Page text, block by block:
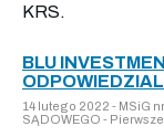
KRS.
BLU
14 lutego 2022 - MSiG
SĄDOWEGO -